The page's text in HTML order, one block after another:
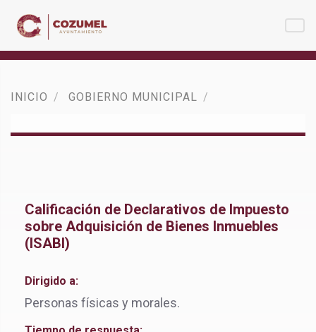
INICIO GOBIERNO MUNICIPAL
Calificación de Declarativos de Impuesto
sobre Adquisición de Bienes Inmuebles
(ISABI)
Dirigido a:
Personas físicas y morales.